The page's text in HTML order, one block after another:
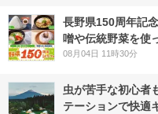
長野県150周年記
噌や伝統野菜を使
08月04日 11時30分
虫が苦手な初心者
テーションで快適